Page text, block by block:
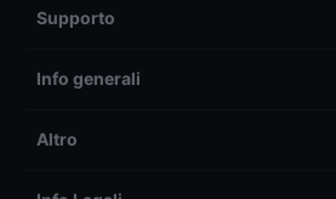
Supporto
Info generali
Altro